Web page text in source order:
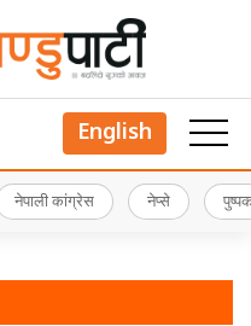
English
नेपाली कांग्रेस नेप्से